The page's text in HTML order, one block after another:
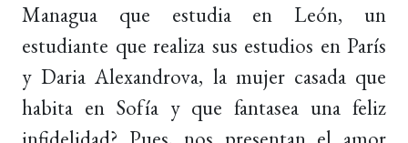
Managua que estudia en León, un
estudiante que realiza sus estudios en París
y Daria Alexandrova, la mujer casada que
habita en Sofía y que fantasea una feliz